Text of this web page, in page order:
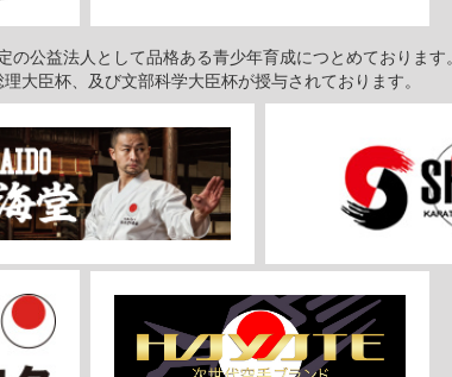
公益法人として品格ある青少年育成につとめております。
大臣杯、及び文部科学大臣杯が授与されております。